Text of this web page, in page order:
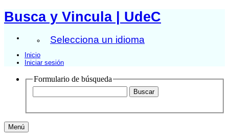
Busca y Vincula | UdeC
Selecciona un idioma
Inicio
Iniciar sesión
Formulario de búsqueda
Menú